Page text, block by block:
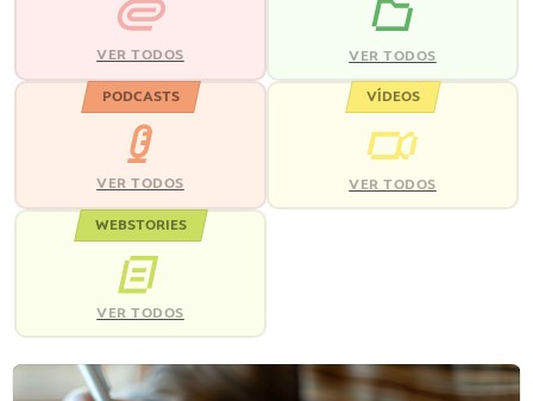
VER TODOS VER TODOS
PODCASTS
VER TODOS
VÍDEOS
VER TODOS
WEBSTORIES
VER TODOS